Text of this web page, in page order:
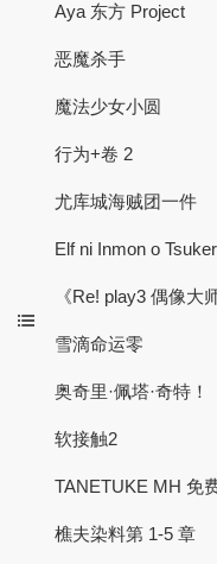
Aya 东方 Project
恶魔杀手
魔法少女小圆
行为+卷 2
尤库城海贼团一件
Elf ni Inmon o
《Re! play3 偶像大
雪滴命运零
奥奇里·佩塔·奇特！
软接触2
TANETUKE MH 免
樵夫染料第 1-5 章